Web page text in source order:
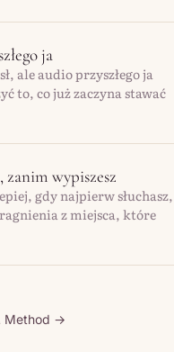
ja
ale audio przyszłego ja
to, co już zaczyna stawać
zanim wypiszesz
gdy najpierw słuchasz,
z miejsca, które
Method →